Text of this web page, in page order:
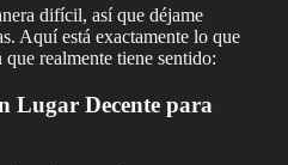
difícil, así que déjame
Aquí está exactamente lo que
que realmente tiene sentido:
Lugar Decente para